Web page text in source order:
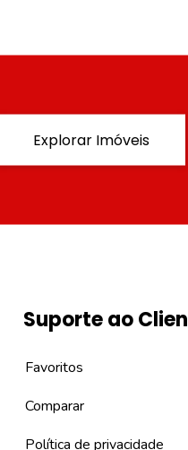
Explorar Imóveis
Suporte ao
Favoritos
Comparar
Política de privacidade